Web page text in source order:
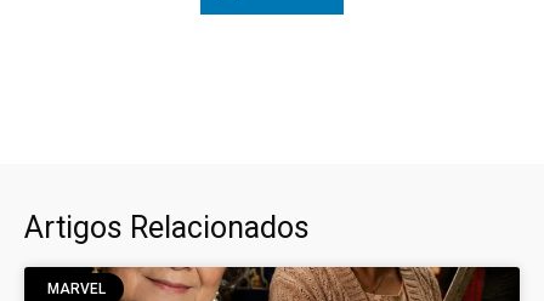
Artigos Relacionados
MARVEL